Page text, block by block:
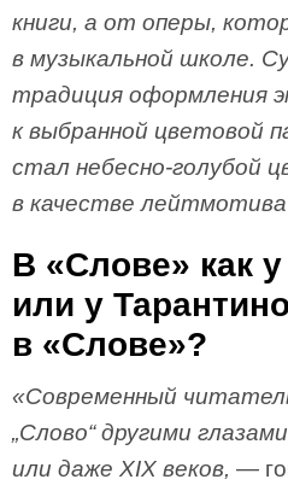
книги, а от оперы,
в музыкальной школе.
традиция оформления
к выбранной цветовой
стал небесно-голубой
в качестве
В «Слове» как
или у
в «Слове»?
«Современный
„Слово“ другими
или даже XIX веков, —